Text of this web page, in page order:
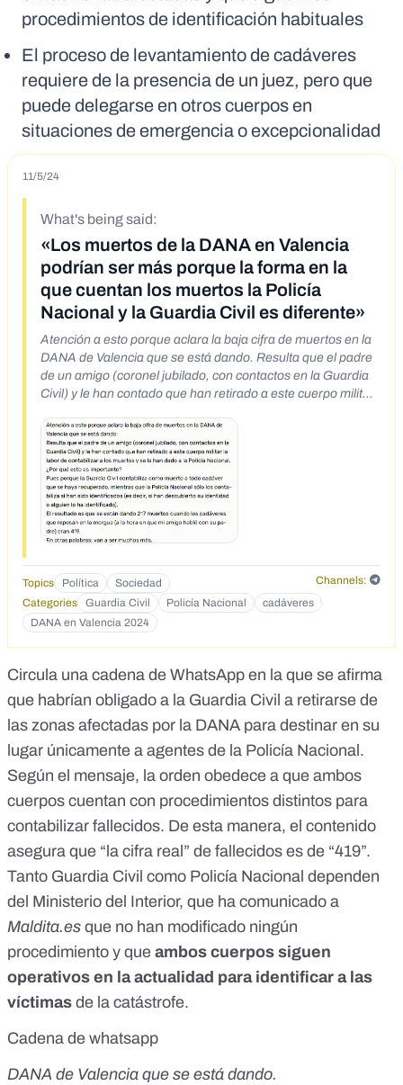
procedimientos de identificación habituales
El proceso de levantamiento de cadáveres
requiere de la presencia de un juez, pero que
puede delegarse en otros cuerpos en
situaciones de emergencia o excepcionalidad
11/5/24
What's being said:
«Los muertos de la DANA en Valencia
podrían ser más porque la forma en la
que cuentan los muertos la Policía
Nacional y la Guardia Civil es diferente»
Atención a esto porque aclara la baja cifra de muertos en la
DANA de Valencia que se está dando. Resulta que el padre
de un amigo (coronel jubilado, con contactos en la Guardia
Civil) y le han contado que han retirado a este cuerpo militar
Policía Nacional. ¿Por qué esto es importante? Pues porque
la Guardia Civil contabiliza como muerto a todo cadáver que
se haya recuperado, mientras que la Policía Nacional sólo
los contabiliza si han sido identificados (es decir, si han
descubierto su identidad o alguien lo ha identificado). El
resultado es que se están dando 217 muertos cuando los
cadáveres que reposan en la morgue (a la hora en que mi
a ser muchos más.
Topics Política Sociedad
Channels:
Categories
Guardia Civil Policía Nacional
cadáveres
DANA en Valencia 2024
Circula una cadena de WhatsApp en la que se afirma
que habrían obligado a la Guardia Civil a retirarse de
las zonas afectadas por la DANA para destinar en su
lugar únicamente a agentes de la Policía Nacional.
Según el mensaje, la orden obedece a que ambos
cuerpos cuentan con procedimientos distintos para
contabilizar fallecidos. De esta manera, el contenido
asegura que “la cifra real” de fallecidos es de “419”.
Tanto Guardia Civil como Policía Nacional dependen
del Ministerio del Interior, que ha comunicado a
Maldita.es que no han modificado ningún
procedimiento y que ambos cuerpos siguen
operativos en la actualidad para identificar a las
víctimas de la catástrofe.
Cadena de whatsapp
DANA de Valencia que se está dando.